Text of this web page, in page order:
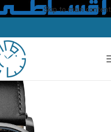
Skip to main content